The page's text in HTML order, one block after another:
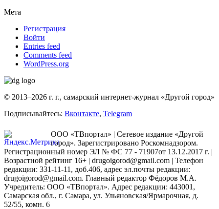
Мета
Регистрация
Войти
Entries feed
Comments feed
WordPress.org
© 2013–2026 г. г., самарский интернет-журнал «Другой город»
Подписывайтесь: Вконтакте, Telegram
ООО «ТВпортал» | Сетевое издание «Другой
город». Зарегистрировано Роскомнадзором.
Регистрационный номер ЭЛ № ФС 77 - 71907от 13.12.2017 г. |
Возрастной рейтинг 16+ | drugoigorod@gmail.com | Телефон
редакции: 331-11-11, доб.406, адрес эл.почты редакции:
drugoigorod@gmail.com. Главный редактор Фёдоров М.А.
Учредитель: ООО «ТВпортал». Адрес редакции: 443001,
Самарская обл., г. Самара, ул. Ульяновская/Ярмарочная, д.
52/55, комн. 6